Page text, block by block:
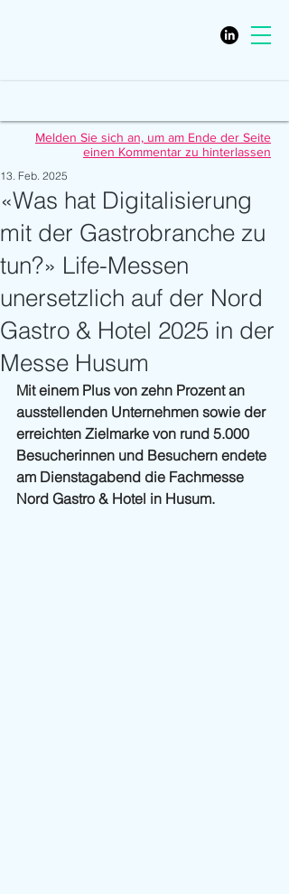
Melden Sie sich an, um am Ende der Seite
einen Kommentar zu hinterlassen
«Was hat Digitalisierung
mit der Gastrobranche zu
tun?» Life-Messen
unersetzlich auf der Nord
Gastro & Hotel 2025 in der
Messe Husum
13. Feb. 2025
Mit einem Plus von zehn Prozent an
ausstellenden Unternehmen sowie der
erreichten Zielmarke von rund 5.000
Besucherinnen und Besuchern endete
am Dienstagabend die Fachmesse
Nord Gastro & Hotel in Husum.